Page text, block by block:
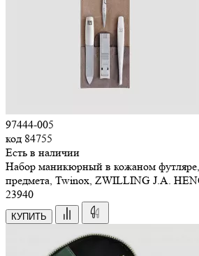
97444-005
код 84755
Есть в наличии
Набор маникюрный в кожаном
предмета, Twinox, ZWILLING J.A.
23940
КУПИТЬ